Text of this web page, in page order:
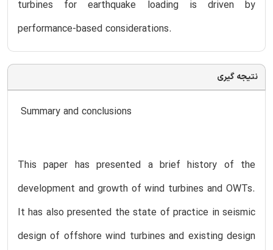
turbines for earthquake loading is driven by
performance-based considerations.
نتیجه گیری
Summary and conclusions
This paper has presented a brief history of the
development and growth of wind turbines and OWTs.
It has also presented the state of practice in seismic
design of offshore wind turbines and existing design